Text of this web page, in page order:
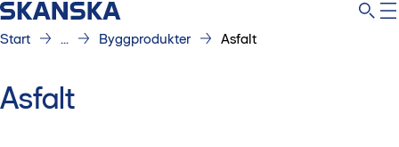
Start ... Byggprodukter Asfalt
Asfalt